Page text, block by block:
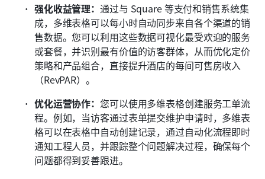
强化收益管理：通过与 Square 等支付和销售系统集
成，多维表格可以每小时自动同步来自各个渠道的销
售数据。您可以利用这些数据可视化最受欢迎的服务
或套餐，并识别最有价值的访客群体，从而优化定价
策略和产品组合，直接提升酒店的每间可售房收入
（RevPAR）。
优化运营协作：您可以使用多维表格创建服务工单流
程。例如，当访客通过表单提交维护申请时，多维表
格可以在表格中自动创建记录，通过自动化流程即时
通知工程人员，并跟踪整个问题解决过程，确保每个
问题都得到妥善跟进。